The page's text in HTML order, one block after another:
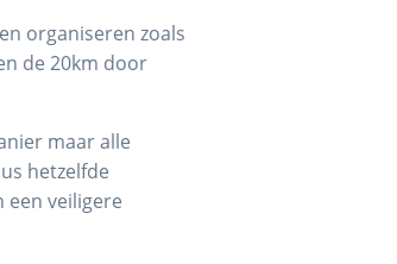
organiseren zoals
de 20km door
maar alle
hetzelfde
een veiligere